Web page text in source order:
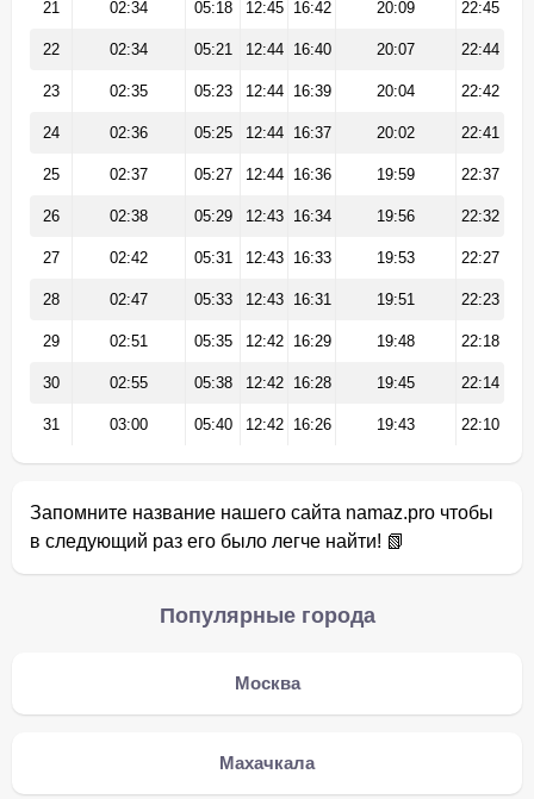
21 02:34 05:18 12:45 16:42 20:09 22:45
22 02:34 05:21 12:44 16:40 20:07 22:44
23 02:35 05:23 12:44 16:39 20:04 22:42
24 02:36 05:25 12:44 16:37 20:02 22:41
25 02:37 05:27 12:44 16:36 19:59 22:37
26 02:38 05:29 12:43 16:34 19:56 22:32
27 02:42 05:31 12:43 16:33 19:53 22:27
28 02:47 05:33 12:43 16:31 19:51 22:23
29 02:51 05:35 12:42 16:29 19:48 22:18
30 02:55 05:38 12:42 16:28 19:45 22:14
31 03:00 05:40 12:42 16:26 19:43 22:10
Запомните название нашего сайта namaz.pro чтобы
в следующий раз его было легче найти! 📗
Популярные города
Москва
Махачкала